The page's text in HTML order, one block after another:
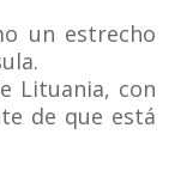
un estrecho
Lituania, con
de que está